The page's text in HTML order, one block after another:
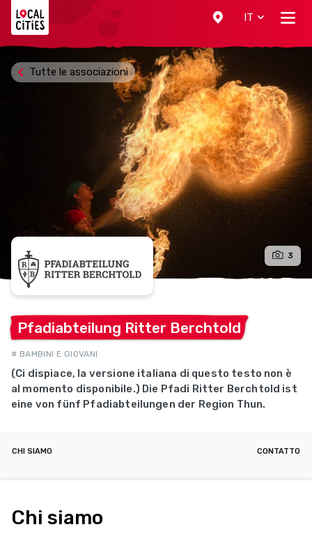
IT
3
Tutte le associazioni
Pfadiabteilung Ritter Berchtold
# BAMBINI E GIOVANI
(Ci dispiace, la versione italiana di questo testo non è
al momento disponibile.) Die Pfadi Ritter Berchtold ist
eine von fünf Pfadiabteilungen der Region Thun.
CHI SIAMO CONTATTO
Chi siamo